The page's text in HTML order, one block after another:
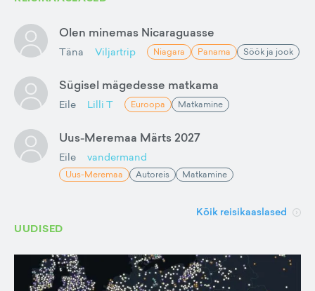
Olen minemas Nicaraguasse
Täna Viljartrip Niagara Panama Söök ja jook
Sügisel mägedesse matkama
Eile Lilli T Euroopa Matkamine
Uus-Meremaa Märts 2027
Eile vandermand
Uus-Meremaa Autoreis Matkamine
Kõik reisikaaslased
UUDISED